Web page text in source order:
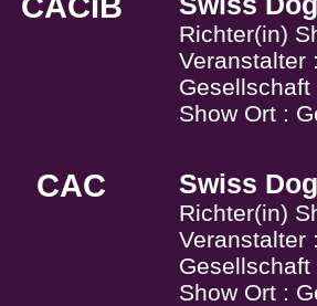
Richter(in)
Veranstalter
Gesellschaft
Show Ort :
CAC Swiss
Richter(in)
Veranstalter
Gesellschaft
Show Ort :